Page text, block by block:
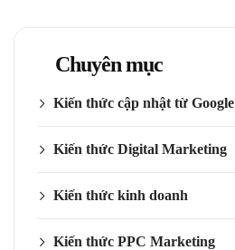
Chuyên mục
Kiến thức cập nhật từ Google
Kiến thức Digital Marketing
Kiến thức kinh doanh
Kiến thức PPC Marketing